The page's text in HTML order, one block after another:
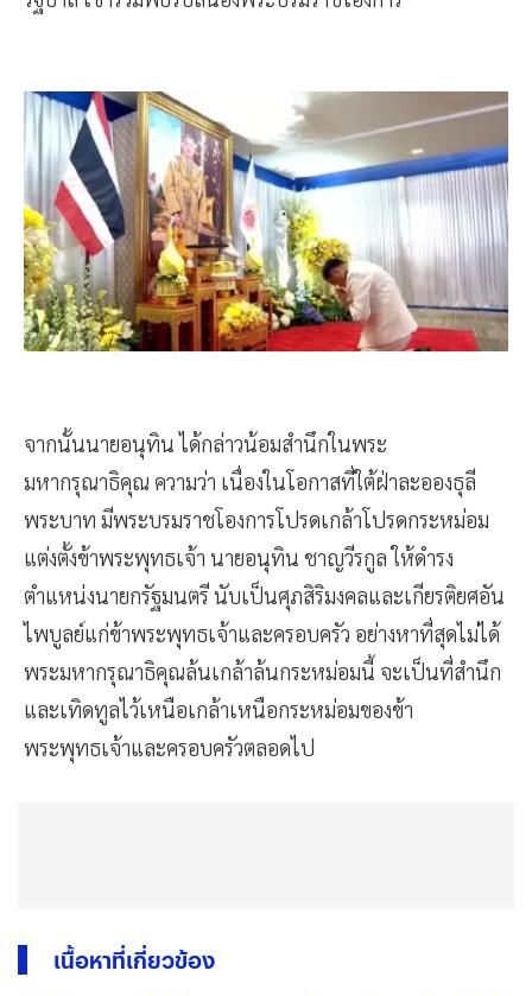
จากนั้นนายอนุทิน ได้กล่าวน้อมสำนึกในพระ
มหากรุณาธิคุณ ความว่า เนื่องในโอกาสที่ใต้ฝ่าละอองธุลี
พระบาท มีพระบรมราชโองการโปรดเกล้าโปรดกระหม่อม
แต่งตั้งข้าพระพุทธเจ้า นายอนุทิน ชาญวีรกูล ให้ดำรง
ตำแหน่งนายกรัฐมนตรี นับเป็นศุภสิริมงคลและเกียรติยศอัน
ไพบูลย์แก่ข้าพระพุทธเจ้าและครอบครัว อย่างหาที่สุดไม่ได้
พระมหากรุณาธิคุณล้นเกล้าล้นกระหม่อมนี้ จะเป็นที่สำนึก
และเทิดทูลไว้เหนือเกล้าเหนือกระหม่อมของข้า
พระพุทธเจ้าและครอบครัวตลอดไป
เนื้อหาที่เกี่ยวข้อง